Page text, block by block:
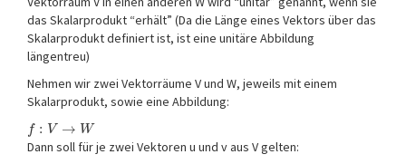
das Skalarprodukt “erhält” (Da die Länge eines Vektors über das
Skalarprodukt definiert ist, ist eine unitäre Abbildung
längentreu)
Nehmen wir zwei Vektorräume V und W, jeweils mit einem
Skalarprodukt, sowie eine Abbildung:
f : V → W
Dann soll für je zwei Vektoren u und v aus V gelten: